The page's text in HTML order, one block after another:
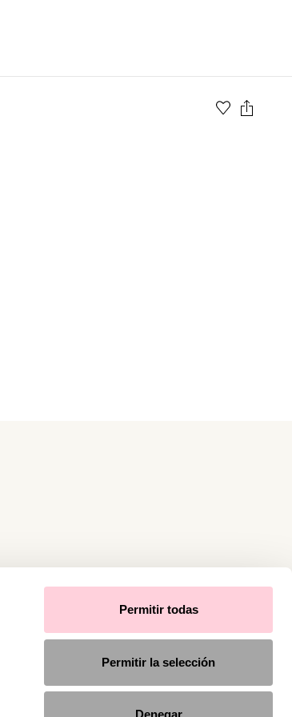
Permitir todas
Permitir la selección
Denegar